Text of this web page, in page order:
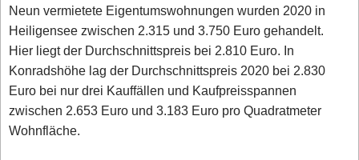
Neun vermietete Eigentumswohnungen wurden 2020 in
Heiligensee zwischen 2.315 und 3.750 Euro gehandelt.
Hier liegt der Durchschnittspreis bei 2.810 Euro. In
Konradshöhe lag der Durchschnittspreis 2020 bei 2.830
Euro bei nur drei Kauffällen und Kaufpreisspannen
zwischen 2.653 Euro und 3.183 Euro pro Quadratmeter
Wohnfläche.